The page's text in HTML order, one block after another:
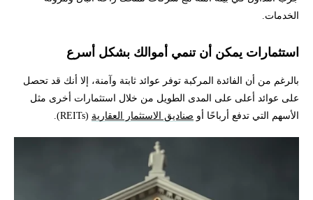
الخدمات.
استثمارات يمكن أن تنمي أموالك بشكل أسرع
بالرغم من أن الفائدة المركبة توفر عوائد ثابتة وآمنة، إلا أنك قد تحصل
على عوائد أعلى على المدى الطويل من خلال استثمارات أخرى مثل
الأسهم التي تدفع أرباحًا أو صناديق الاستثمار العقارية (REITs).